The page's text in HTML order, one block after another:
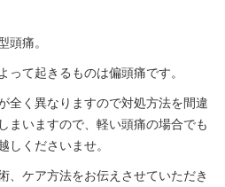
痛。
て起きるものは偏頭痛です。
全く異なりますので対処方法を間違
まいますので、軽い頭痛の場合でも
くださいませ。
、ケア方法をお伝えさせていただき